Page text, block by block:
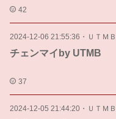
42
2024-12-06 21:55:36 ・ ＵＴＭＢ
チェンマイby UTMB
37
2024-12-05 21:44:20 ・ ＵＴＭＢ